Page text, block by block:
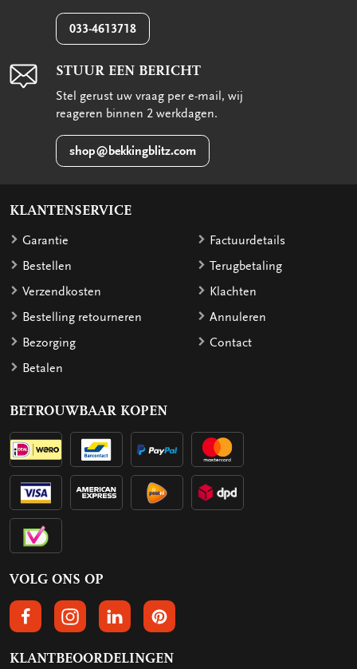
033-4613718
STUUR EEN BERICHT
Stel gerust uw vraag per e-mail, wij
reageren binnen 2 werkdagen.
shop@bekkingblitz.com
KLANTENSERVICE
Garantie
Bestellen
Verzendkosten
Bestelling retourneren
Bezorging
Betalen
Factuurdetails
Terugbetaling
Klachten
Annuleren
Contact
BETROUWBAAR KOPEN
VOLG ONS OP
VOLGS ONS OP FACEBOOK
VOLG ONS OP INSTAGRAM
VOLG ONS OP LINKEDIN
VOLG ONS OP PINTEREST
KLANTBEOORDELINGEN